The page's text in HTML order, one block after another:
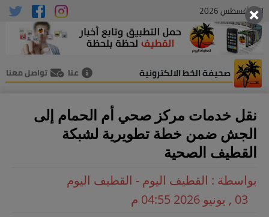
08 , أغسطس 2026
صحيفة الخط الالكترونية عنا تواصل معنا
نقل خدمات مركز صحي أم الحمام إلى
الجش ضمن خطة تطويرية لشبكة
القطيف الصحية
بواسطة : القطيف اليوم - القطيف اليوم
03 , يونيو 2026 04:55 م